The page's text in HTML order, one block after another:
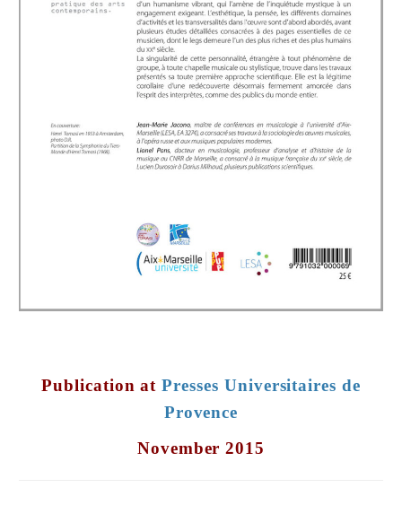
Publication atPresses Universitaires de
Provence
November 2015